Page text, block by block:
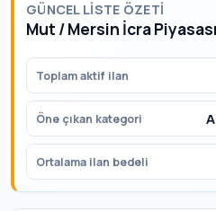
GÜNCEL LISTE ÖZETI
Mut / Mersin İcra
Toplam aktif ilan
Öne çıkan kategori
Ortalama ilan bedeli